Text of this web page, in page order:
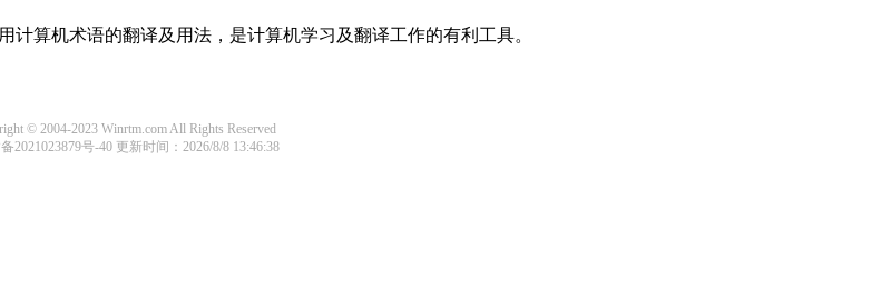
算机术语的翻译及用法，是计算机学习及翻译工作的有利工具。
© 2004-2023 Winrtm.com All Rights Reserved
2021023879号-40 更新时间：2026/8/8 13:46:38